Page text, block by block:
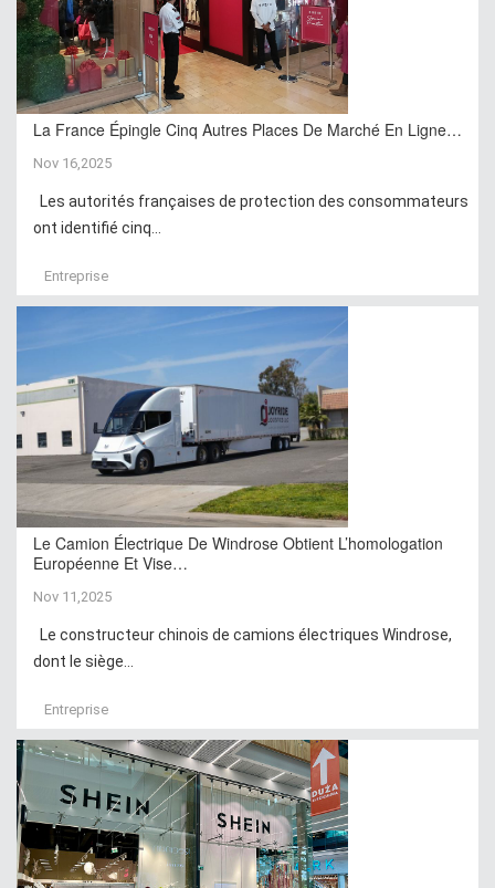
La France Épingle Cinq Autres Places De Marché En Ligne…
Nov 16,2025
Les autorités françaises de protection des consommateurs
ont identifié cinq...
Entreprise
Le Camion Électrique De Windrose Obtient L’homologation
Européenne Et Vise…
Nov 11,2025
Le constructeur chinois de camions électriques Windrose,
dont le siège...
Entreprise